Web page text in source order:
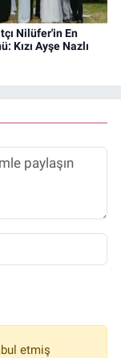
Nilüfer'in En
Kızı Ayşe Nazlı
etmiş